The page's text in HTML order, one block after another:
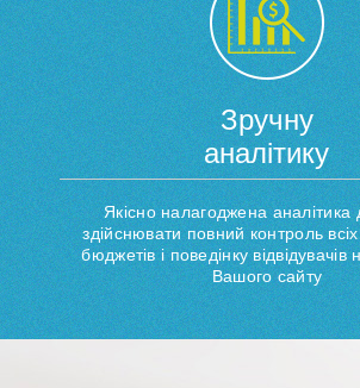
Зручну
аналітику
Якісно налагоджена аналітика
здійснювати повний контроль
бюджетів і поведінку відвідувачів
Вашого сайту